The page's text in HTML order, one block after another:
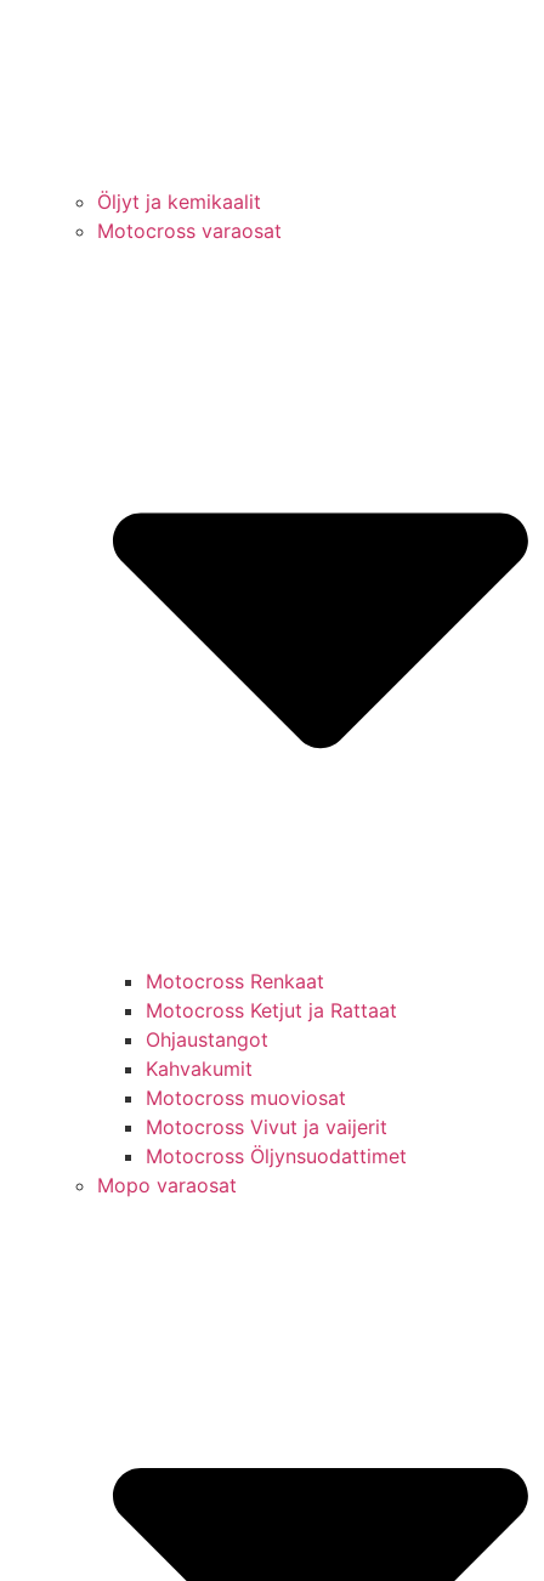
Öljyt ja kemikaalit
Motocross varaosat
Motocross Renkaat
Motocross Ketjut ja Rattaat
Ohjaustangot
Kahvakumit
Motocross muoviosat
Motocross Vivut ja vaijerit
Motocross Öljynsuodattimet
Mopo varaosat